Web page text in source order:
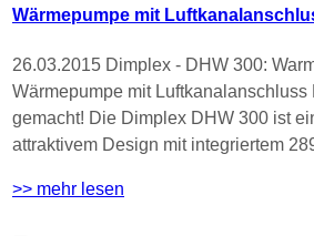
Wärmepumpe mit
26.03.2015 Dimplex - DHW 300:
Wärmepumpe mit
gemacht! Die Dimplex DHW 300 ist
attraktivem Design mit integriertem
>> mehr lesen